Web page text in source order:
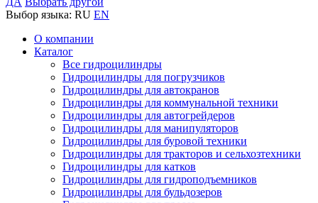
Выбор языка: RU EN
О компании
Каталог
Все гидроцилиндры
Гидроцилиндры для погрузчиков
Гидроцилиндры для автокранов
Гидроцилиндры для коммунальной техники
Гидроцилиндры для автогрейдеров
Гидроцилиндры для манипуляторов
Гидроцилиндры для буровой техники
Гидроцилиндры для тракторов и сельхозтехники
Гидроцилиндры для катков
Гидроцилиндры для гидроподъемников
Гидроцилиндры для бульдозеров